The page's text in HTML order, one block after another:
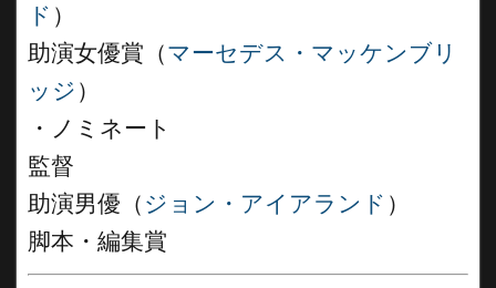
ド ）
助演女優賞（マーセデス・マッケンブリ
ッジ ）
・ノミネート
監督
助演男優（ ジョン・アイアランド ）
脚本・編集賞